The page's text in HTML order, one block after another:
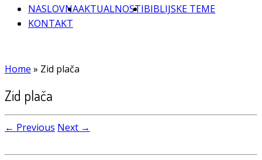
NASLOVNAAKTUALNOSTIBIBLIJSKE TEME
KONTAKT
Home » Zid plača
Zid plača
← Previous Next →